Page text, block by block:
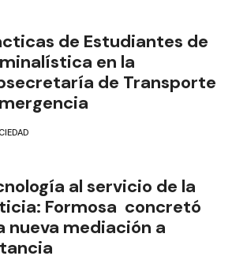
de Estudiantes de
en la
de Transporte
al servicio de la
Formosa concretó
nueva mediación a